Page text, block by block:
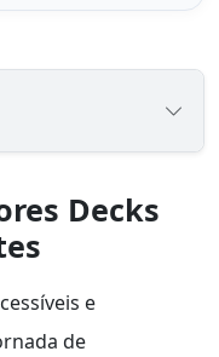
Decks
e
de